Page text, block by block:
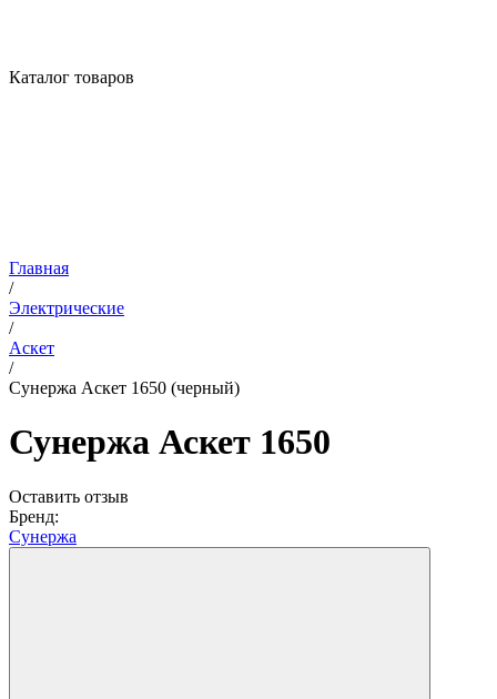
Каталог товаров
Главная
/
Электрические
/
Аскет
/
Сунержа Аскет 1650 (черный)
Сунержа Аскет 1650
Оставить отзыв
Бренд:
Сунержа